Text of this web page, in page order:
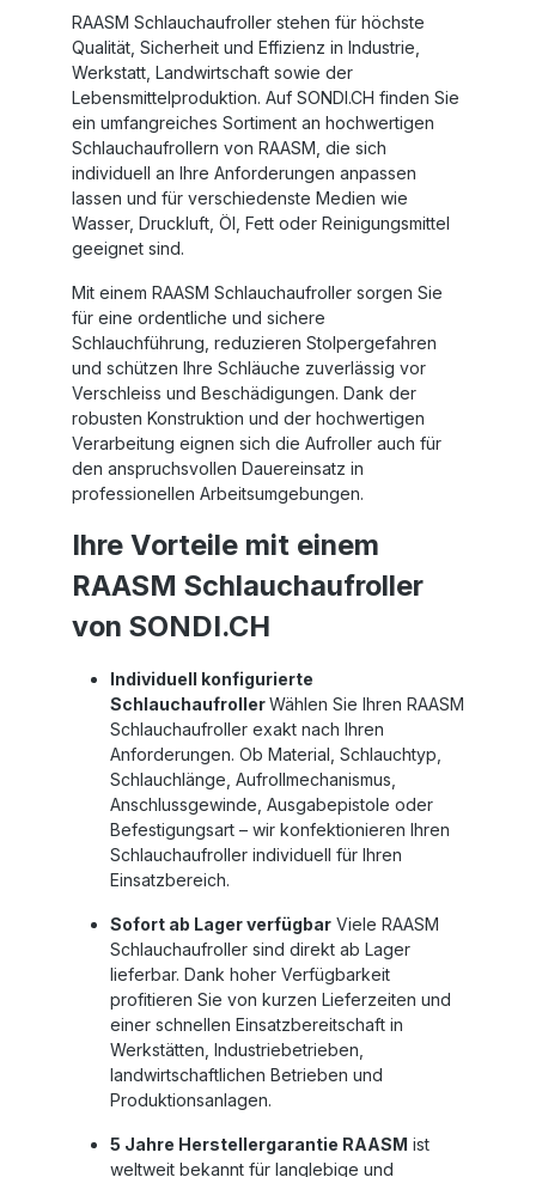
RAASM Schlauchaufroller stehen für höchste
Qualität, Sicherheit und Effizienz in Industrie,
Werkstatt, Landwirtschaft sowie der
Lebensmittelproduktion. Auf SONDI.CH finden Sie
ein umfangreiches Sortiment an hochwertigen
Schlauchaufrollern von RAASM , die sich
individuell an Ihre Anforderungen anpassen
lassen und für verschiedenste Medien wie
Wasser, Druckluft, Öl, Fett oder Reinigungsmittel
geeignet sind.
Mit einem RAASM Schlauchaufroller sorgen Sie
für eine ordentliche und sichere
Schlauchführung, reduzieren Stolpergefahren
und schützen Ihre Schläuche zuverlässig vor
Verschleiss und Beschädigungen. Dank der
robusten Konstruktion und der hochwertigen
Verarbeitung eignen sich die Aufroller auch für
den anspruchsvollen Dauereinsatz in
professionellen Arbeitsumgebungen.
Ihre Vorteile mit einem
RAASM Schlauchaufroller
von SONDI.CH
Individuell konfigurierte
SchlauchaufrollerWählen Sie Ihren RAASM
Schlauchaufroller exakt nach Ihren
Anforderungen. Ob Material, Schlauchtyp,
Schlauchlänge, Aufrollmechanismus,
Anschlussgewinde, Ausgabepistole oder
Befestigungsart – wir konfektionieren Ihren
Schlauchaufroller individuell für Ihren
Einsatzbereich.
Sofort ab Lager verfügbar Viele RAASM
Schlauchaufroller sind direkt ab Lager
lieferbar. Dank hoher Verfügbarkeit
profitieren Sie von kurzen Lieferzeiten und
einer schnellen Einsatzbereitschaft in
Werkstätten, Industriebetrieben,
landwirtschaftlichen Betrieben und
Produktionsanlagen.
5 Jahre Herstellergarantie RAASM ist
weltweit bekannt für langlebige und